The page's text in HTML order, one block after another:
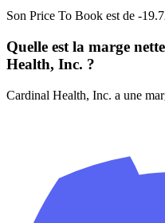
Son Price To Book est de -
Quelle est la marge
Health, Inc. ?
Cardinal Health, Inc. a une